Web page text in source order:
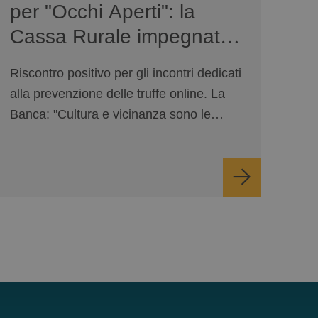
per "Occhi Aperti": la
Cassa Rurale impegnata
Riscontro positivo per gli incontri dedicati
alla prevenzione delle truffe online. La
Banca: "Cultura e vicinanza sono le